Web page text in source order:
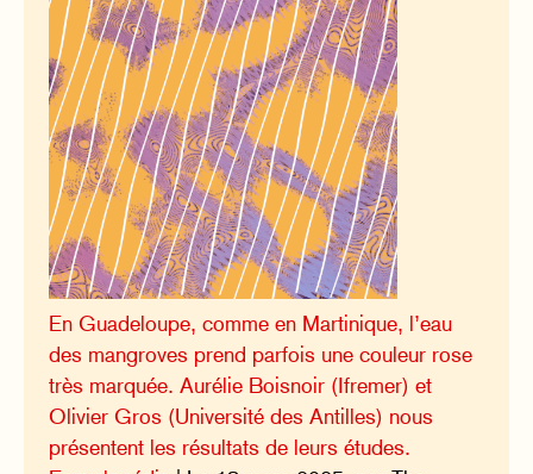
En Guadeloupe, comme en Martinique, l’eau
des mangroves prend parfois une couleur rose
très marquée. Aurélie Boisnoir (Ifremer) et
Olivier Gros (Université des Antilles) nous
présentent les résultats de leurs études.